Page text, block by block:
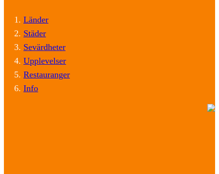
Länder
Städer
Sevärdheter
Upplevelser
Restauranger
Info